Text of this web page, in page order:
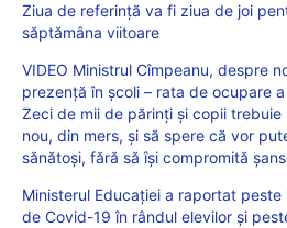
Ziua de referință va fi ziua de joi
săptămâna viitoare
VIDEO Ministrul Cîmpeanu, despre
prezență în școli – rata de ocupare
Zeci de mii de părinți și copii
nou, din mers, și să spere că vor
sănătoși, fără să își compromită
Ministerul Educației a raportat
de Covid-19 în rândul elevilor și